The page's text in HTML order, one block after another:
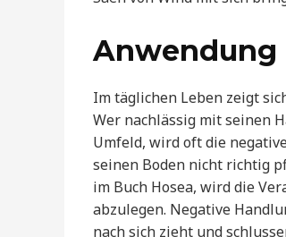
Anwendung
Im täglichen Leben zeigt
Wer nachlässig mit seinen
Umfeld, wird oft die
seinen Boden nicht richtig
im Buch Hosea, wird die
abzulegen. Negative
nach sich zieht und